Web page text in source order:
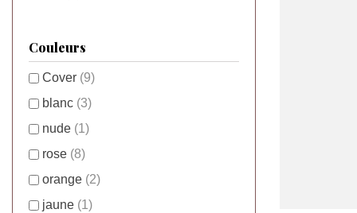
Couleurs
Cover (9)
blanc (3)
nude (1)
rose (8)
orange (2)
jaune (1)